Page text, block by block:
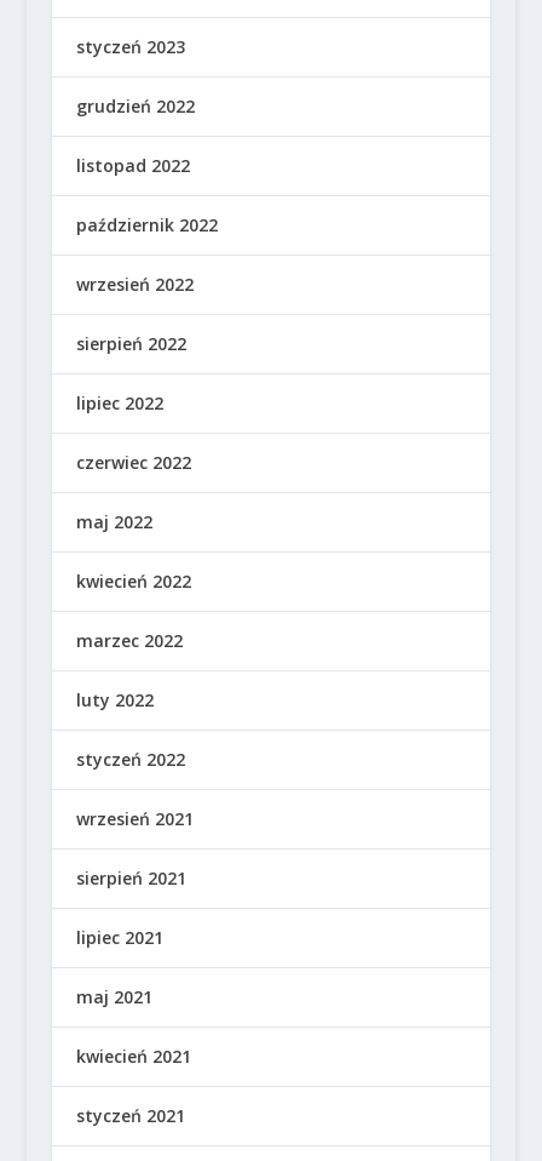
styczeń 2023
grudzień 2022
listopad 2022
październik 2022
wrzesień 2022
sierpień 2022
lipiec 2022
czerwiec 2022
maj 2022
kwiecień 2022
marzec 2022
luty 2022
styczeń 2022
wrzesień 2021
sierpień 2021
lipiec 2021
maj 2021
kwiecień 2021
styczeń 2021